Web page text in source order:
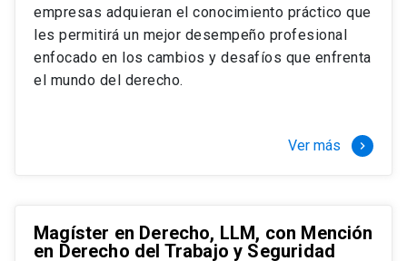
empresas adquieran el conocimiento práctico que
les permitirá un mejor desempeño profesional
enfocado en los cambios y desafíos que enfrenta
el mundo del derecho.
Ver más keyboard_arrow_right
Magíster en Derecho, LLM, con Mención
en Derecho del Trabajo y Seguridad